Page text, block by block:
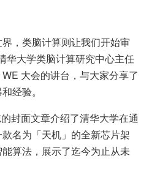
，类脑计算则让我们开始审
华大学类脑计算研究中心主任
大会的讲台，与大家分享了
经验。
封面文章介绍了清华大学在通
名为「天机」的全新芯片架
算法，展示了迄今为止从未